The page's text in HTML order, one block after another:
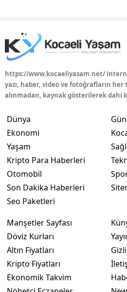
https://www.kocaeliyasam.net/
yazı, haber, video ve fotoğrafların her
alınmadan, kaynak gösterilerek dahi
Dünya
Ekonomi
Yaşam
Kripto Para Haberleri
Otomobil
Son Dakika Haberleri
Seo Paketleri
Manşetler Sayfası
Döviz Kurları
Altın Fiyatları
Kripto Fiyatları
Ekonomik Takvim